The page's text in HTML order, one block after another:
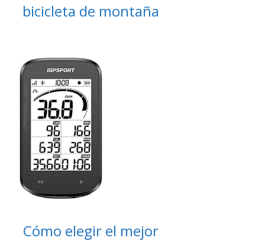
bicicleta de montaña
Cómo elegir el mejor